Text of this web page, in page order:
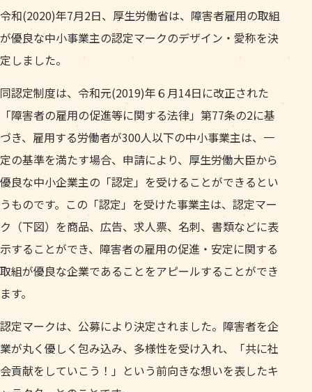
令和(2020)年7月2日、厚生労働省は、障害者雇用の取組
が優良な中小事業主の認定マークのデザイン・愛称を決
定しました。
同認定制度は、令和元(2019)年６月14日に改正された
「障害者の雇用の促進等に関する法律」第77条の2に基
づき、雇用する労働者が300人以下の中小事業主は、一
定の基準を満たす場合、申請により、厚生労働大臣から
優良な中小企業主の「認定」を受けることができるとい
うものです。この「認定」を受けた事業主は、認定マー
ク（下図）を商品、広告、求人票、名刺、書類などに表
示することができ、障害者の雇用の促進・安定に関する
取組が優良な企業であることをアピールすることができ
ます。
認定マークは、公募により決定されました。障害者を企
業が丸く優しく包み込み、多様性を受け入れ、「共に社
会貢献をしていこう！」という前向きな想いを表したキ